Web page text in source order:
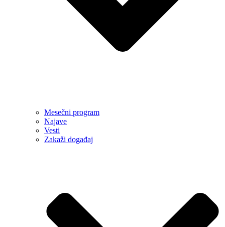
Mesečni program
Najave
Vesti
Zakaži događaj